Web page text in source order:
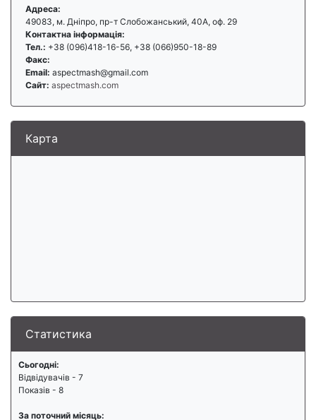
Адреса:
49083, м. Дніпро, пр-т Слобожанський, 40А, оф. 29
Контактна інформація:
Тел.: +38 (096)418-16-56, +38 (066)950-18-89
Факс:
Email: aspectmash@gmail.com
Сайт: aspectmash.com
Карта
Статистика
Сьогодні:
Відвідувачів - 7
Показів - 8
За поточний місяць: